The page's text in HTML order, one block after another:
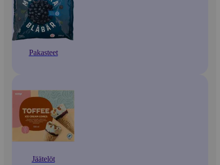
Pakasteet
Jäätelöt